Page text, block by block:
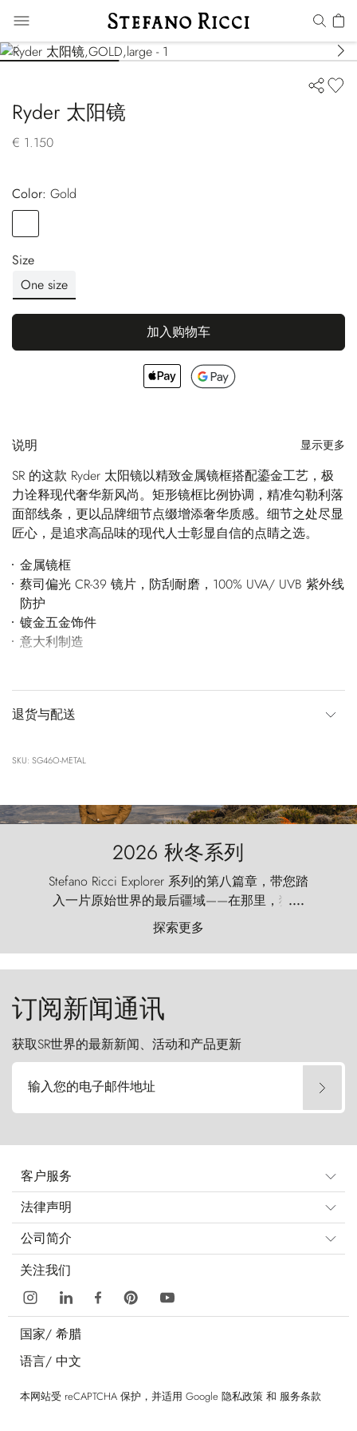
Ryder 太阳镜
€ 1.150
Color:
gold
Size
One size
加入购物车
说明 显示更多
SR 的这款 Ryder 太阳镜以精致金属镜框搭配鎏金工艺，极
力诠释现代奢华新风尚。矩形镜框比例协调，精准勾勒利落
面部线条，更以品牌细节点缀增添奢华质感。细节之处尽显
匠心，是追求高品味的现代人士彰显自信的点睛之选。
金属镜框
蔡司偏光 CR-39 镜片，防刮耐磨，100% UVA/ UVB 紫外线
防护
镀金五金饰件
意大利制造
退货与配送
SKU: SG46O-METAL
2026 秋冬系列
Stefano Ricci Explorer 系列的第八篇章，带您踏
入一片原始世界的最后疆域——在那里，狂风
以远古的怒号雕琢着自然，而百内塔（Torres
del Paine）则宛如石砌的哨兵，傲然向苍穹发
起挑战。
....
探索更多
订阅新闻通讯
获取SR世界的最新新闻、活动和产品更新
输入您的电子邮件地址
客户服务
法律声明
公司简介
关注我们
国家/ 希腊
语言/ 中文
本网站受 reCAPTCHA 保护，并适用 Google 隐私政策 和 服务条款